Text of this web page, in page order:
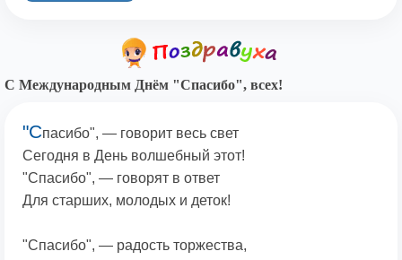
С Международным Днём "Спасибо", всех!
"Спасибо", — говорит весь свет
Сегодня в День волшебный этот!
"Спасибо", — говорят в ответ
Для старших, молодых и деток!
"Спасибо", — радость торжества,